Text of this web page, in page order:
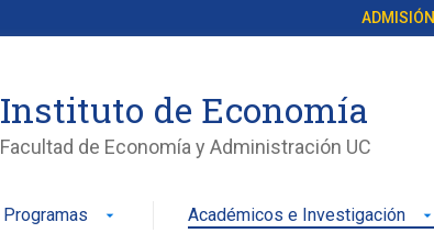
ADMISIÓN
Instituto de Economía
Facultad de Economía y Administración UC
Programas arrow_drop_down Académicos e Investigación arrow_drop_down